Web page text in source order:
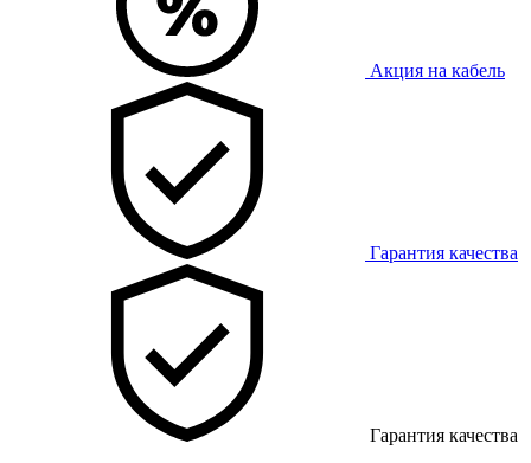
Акция на кабель
Гарантия качества
Гарантия качества